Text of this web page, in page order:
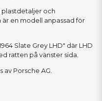
plastdetaljer och
är en modell anpassad för
Slate Grey LHD" där LHD
ratten på vänster sida.
Porsche AG.